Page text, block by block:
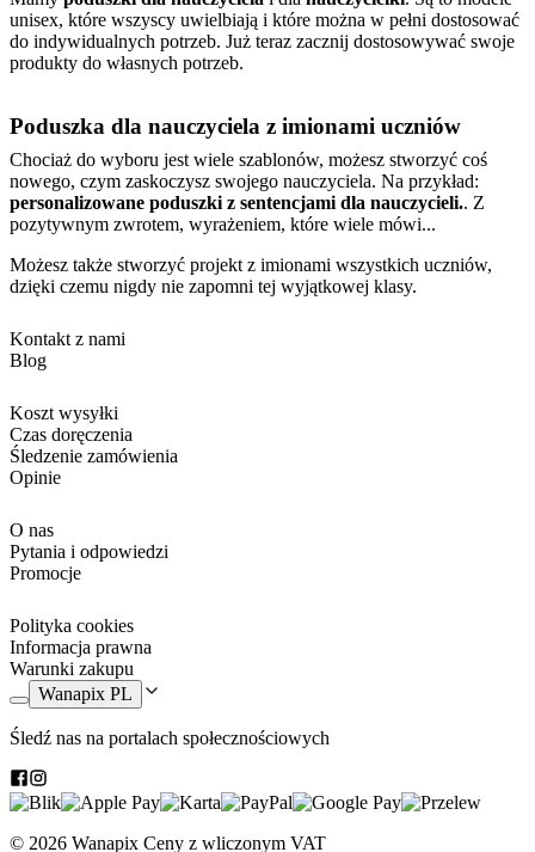
unisex, które wszyscy uwielbiają i które można w pełni dostosować
do indywidualnych potrzeb. Już teraz zacznij dostosowywać swoje
produkty do własnych potrzeb.
Poduszka dla nauczyciela z imionami uczniów
Chociaż do wyboru jest wiele szablonów, możesz stworzyć coś
nowego, czym zaskoczysz swojego nauczyciela. Na przykład:
personalizowane poduszki z sentencjami dla nauczycieli.. Z
pozytywnym zwrotem, wyrażeniem, które wiele mówi...
Możesz także stworzyć projekt z imionami wszystkich uczniów,
dzięki czemu nigdy nie zapomni tej wyjątkowej klasy.
Kontakt z nami
Blog
Koszt wysyłki
Czas doręczenia
Śledzenie zamówienia
Opinie
O nas
Pytania i odpowiedzi
Promocje
Polityka cookies
Informacja prawna
Warunki zakupu
Wanapix PL
Śledź nas na portalach społecznościowych
© 2026 Wanapix Ceny z wliczonym VAT